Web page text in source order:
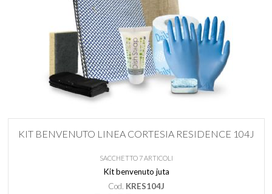
KIT BENVENUTO LINEA CORTESIA RESIDENCE 104J
SACCHETTO 7 ARTICOLI
Kit benvenuto juta
Cod. KRES104J